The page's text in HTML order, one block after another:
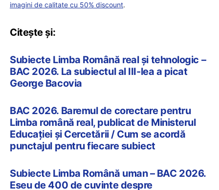
imagini de calitate cu 50% discount.
Citește și:
Subiecte Limba Română real și tehnologic –
BAC 2026. La subiectul al III-lea a picat
George Bacovia
BAC 2026. Baremul de corectare pentru
Limba română real, publicat de Ministerul
Educației și Cercetării / Cum se acordă
punctajul pentru fiecare subiect
Subiecte Limba Română uman – BAC 2026.
Eseu de 400 de cuvinte despre